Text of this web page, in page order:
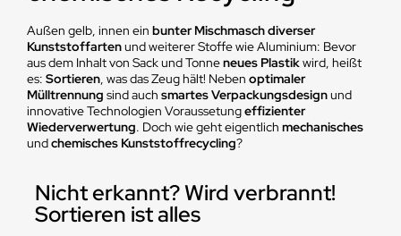
Außen gelb, innen ein bunter Mischmasch diverser
Kunststoffartenund weiterer Stoffe wie Aluminium: Bevor
aus dem Inhalt von Sack und Tonneneues Plastikwird, heißt
es: Sortieren, was das Zeug hält! Neben optimaler
Mülltrennung sind auch smartes Verpackungsdesignund
innovative Technologien Voraussetungeffizienter
Wiederverwertung. Doch wie geht eigentlich mechanisches
undchemisches Kunststoffrecycling?
Nicht erkannt? Wird verbrannt!
Sortieren ist alles